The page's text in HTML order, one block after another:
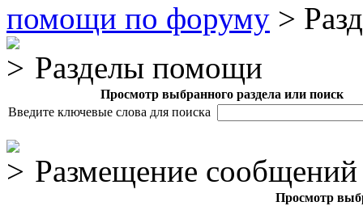
помощи по форуму >
Разделы помощи
Просмотр выбранного раздела или поиск
Введите ключевые слова для поиска
Размещение сообщений
Просмотр